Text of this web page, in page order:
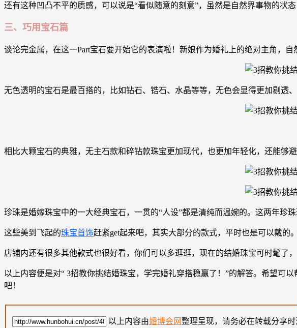
还有这种凹凸不平的质感，可以说是“看似随意的刻意”，虽然是自然界事物的状
三、巧用宝石篇
谈论完金属，在这一Part宝石要开始它的表演啦！新娘作为婚礼上的绝对主角，自
无色透明的宝石是最百搭的，比如钻石、锆石、水晶等等，无色会显得更加剔透
相比大颗宝石的典雅，无主石款和碎钻款珠宝更加现代，也更加年轻化，还能够
珍珠是婚嫁珠宝中的一大经典宝石，一贯的“人设”都是清纯而温婉的。这两年珍
这些美到飞起的珠宝首饰赶紧get起来吧，其实大部分的款式，平时也是可以戴的。
店铺内还有很多其他款式也很好看，你们可以多逛逛，现在的结婚珠宝可时髦了
以上内容便是对“ 3招教你挑结婚珠宝，学完婚礼穿搭稳赢了！”的解答。希望可
吧！
以上内容由婚博会网整理呈现，请务必在转载分享